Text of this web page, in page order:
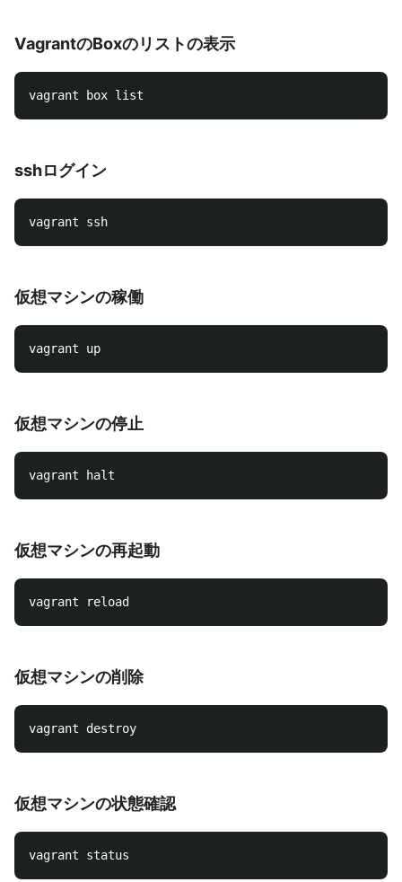
VagrantのBoxのリストの表示
sshログイン
仮想マシンの稼働
仮想マシンの停止
仮想マシンの再起動
仮想マシンの削除
仮想マシンの状態確認